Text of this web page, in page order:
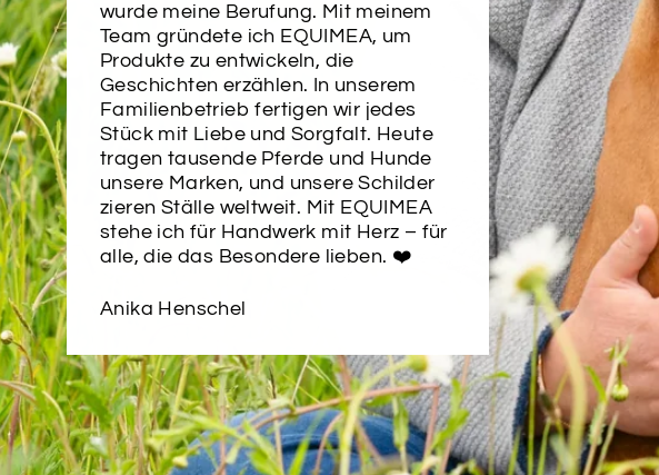
wurde meine Berufung. Mit meinem
Team gründete ich EQUIMEA, um
Produkte zu entwickeln, die
Geschichten erzählen. In unserem
Familienbetrieb fertigen wir jedes
Stück mit Liebe und Sorgfalt. Heute
tragen tausende Pferde und Hunde
unsere Marken, und unsere Schilder
zieren Ställe weltweit. Mit EQUIMEA
stehe ich für Handwerk mit Herz – für
alle, die das Besondere lieben. ❤️
Anika Henschel